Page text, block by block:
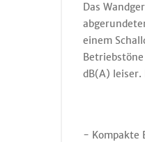
Das
einem
dB(A)
- Kompakte